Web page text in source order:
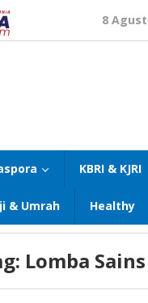
8
KBRI & KJRI
& Umrah Healthy
Lomba Sains